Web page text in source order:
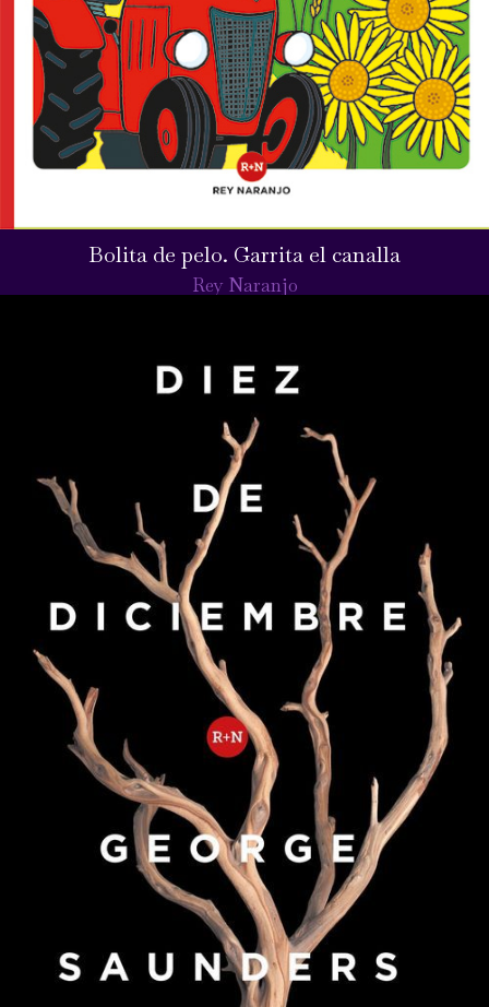
Bolita de pelo. Garrita el canalla
Rey Naranjo